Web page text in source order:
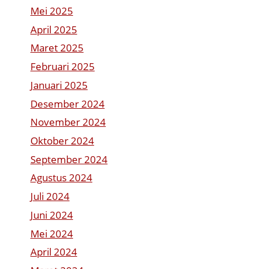
Mei 2025
April 2025
Maret 2025
Februari 2025
Januari 2025
Desember 2024
November 2024
Oktober 2024
September 2024
Agustus 2024
Juli 2024
Juni 2024
Mei 2024
April 2024